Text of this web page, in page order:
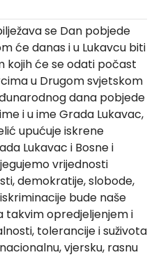
se Dan pobjede
će danas i u Lukavcu biti
kojih će se odati počast
u Drugom svjetskom
dana pobjede
i u ime Grada Lukavac,
upućuje iskrene
Lukavac i Bosne i
vrijednosti
demokratije, slobode,
bude naše
takvim opredjeljenjem i
tolerancije i suživota
vjersku, rasnu